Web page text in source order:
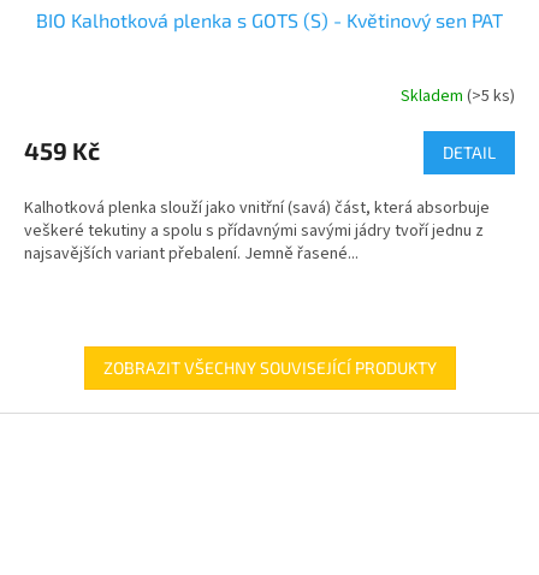
BIO Kalhotková plenka s GOTS (S) - Květinový sen PAT
Skladem (>5 ks)
459 Kč DETAIL
Kalhotková plenka slouží jako vnitřní (savá) část, která absorbuje
veškeré tekutiny a spolu s přídavnými savými jádry tvoří jednu z
najsavějších variant přebalení. Jemně řasené...
ZOBRAZIT VŠECHNY SOUVISEJÍCÍ PRODUKTY